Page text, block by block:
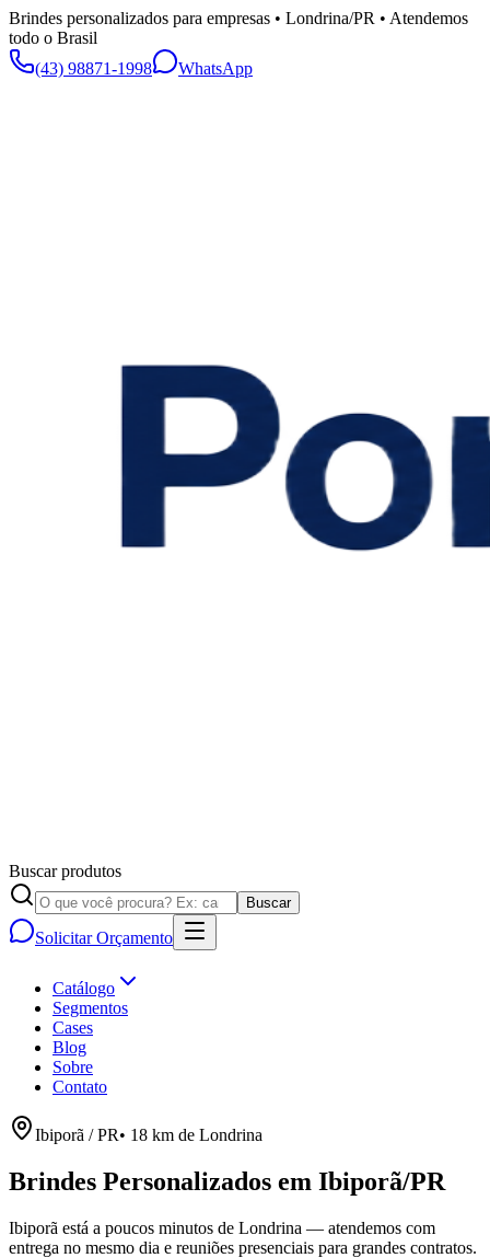
Brindes personalizados para empresas • Londrina/PR • Atendemos
todo o Brasil
(43) 98871-1998
WhatsApp
Buscar produtos
Buscar
Solicitar Orçamento
Catálogo
Segmentos
Cases
Blog
Sobre
Contato
Ibiporã /PR• 18 km de Londrina
Brindes Personalizados em Ibiporã/PR
Ibiporã está a poucos minutos de Londrina — atendemos com
entrega no mesmo dia e reuniões presenciais para grandes contratos.